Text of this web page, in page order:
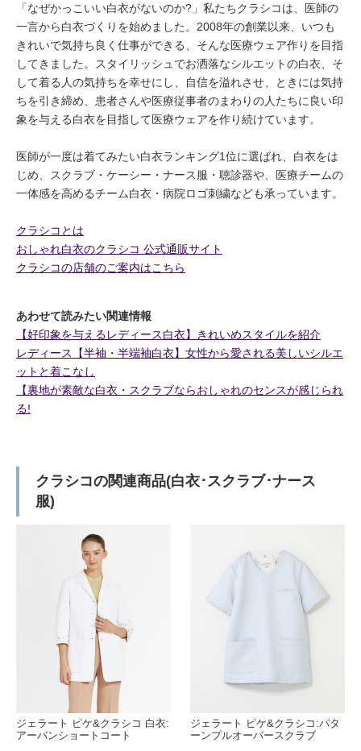
「なぜかっこいい白衣がないのか?」私たちクラシコは、医師の
一言から白衣づくりを始めました。2008年の創業以来、いつも
きれいで気持ち良く仕事ができる、そんな医療ウェア作りを目指
してきました。スタイリッシュでお洒落なシルエットの白衣、そ
して着る人の気持ちを幸せにし、自信を溢れさせ、ときには気持
ちを引き締め、患者さんや医療従事者のまわりの人たちに良い印
象を与える白衣を目指して医療ウェアを作り続けています。
医師が一度は着てみたい白衣ランキング1位に選ばれ、白衣をは
じめ、スクラブ・ケーシー・ナース服・聴診器や、医療チームの
一体感を高めるチーム白衣・病院ロゴ刺繍なども承っています。
クラシコとは
おしゃれ白衣のクラシコ 公式通販サイト
クラシコの店舗のご案内はこちら
あわせて読みたい関連情報
【好印象を与えるレディース白衣】きれいめスタイルを紹介
レディース【半袖・半端袖白衣】女性から愛される美しいシルエ
ットと着こなし
【裏地が素敵な白衣・スクラブならおしゃれのセンスが感じられ
る!
クラシコの関連商品(白衣･スクラブ･ナース
服)
ジェラート ピケ&クラシコ 白衣:
アーバンショートコート
ジェラート ピケ&クラシコ:パタ
ーンプルオーバースクラブ